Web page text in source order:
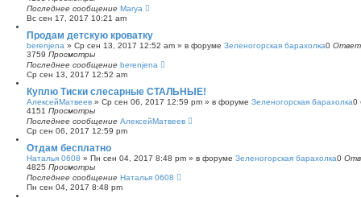
Последнее сообщение Marya
Вс сен 17, 2017 10:21 am
Продам детскую кроватку
berenjena » Ср сен 13, 2017 12:52 am » в форуме Зеленогорская барахолка0
3759 Просмотры
Последнее сообщение berenjena
Ср сен 13, 2017 12:52 am
Куплю Тиски слесарные СТАЛЬНЫЕ!
АлексейМатвеев » Ср сен 06, 2017 12:59 pm » в форуме Зеленогорская барахолка0
4151 Просмотры
Последнее сообщение АлексейМатвеев
Ср сен 06, 2017 12:59 pm
Отдам бесплатно
Наталья 0608 » Пн сен 04, 2017 8:48 pm » в форуме Зеленогорская барахолка0
4825 Просмотры
Последнее сообщение Наталья 0608
Пн сен 04, 2017 8:48 pm